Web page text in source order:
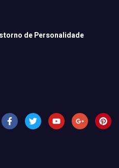
de Personalidade